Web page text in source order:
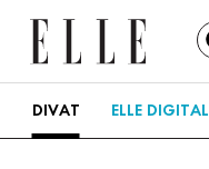
DIVAT ELLE DIGITAL